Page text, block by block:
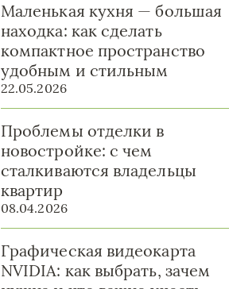
Маленькая кухня — большая
находка: как сделать
компактное пространство
удобным и стильным
22.05.2026
Проблемы отделки в
новостройке: с чем
сталкиваются владельцы
квартир
08.04.2026
Графическая видеокарта
NVIDIA: как выбрать, зачем